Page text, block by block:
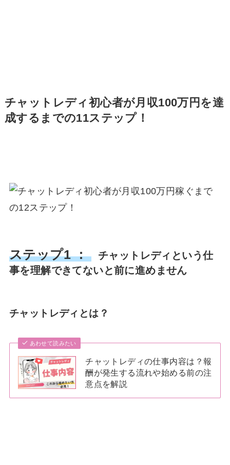
チャットレディ初心者が月収100万円を達
成するまでの11ステップ！
ステップ1 ：
チャットレディという仕
事を理解できてないと前に進めません
チャットレディとは？
あわせて読みたい
チャットレディの仕事内容は？報
酬が発生する流れや始める前の注
意点を解説